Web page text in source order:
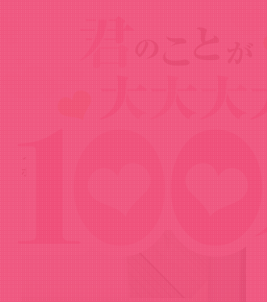
Goods
ダッシュストア 楠莉のステンレスサーモ
ボトル